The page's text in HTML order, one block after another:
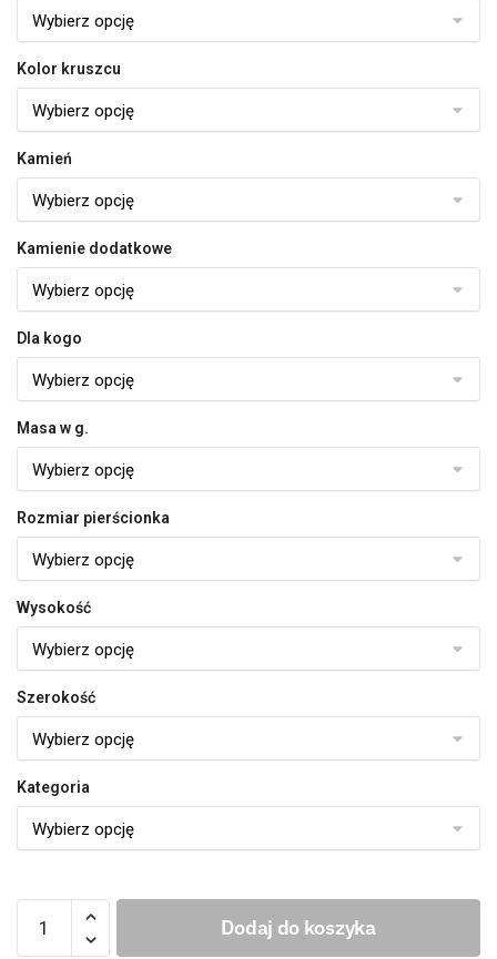
Kolor kruszcu
Kamień
Kamienie dodatkowe
Dla kogo
Masa w g.
Rozmiar pierścionka
Wysokość
Szerokość
Kategoria
Dodaj do koszyka